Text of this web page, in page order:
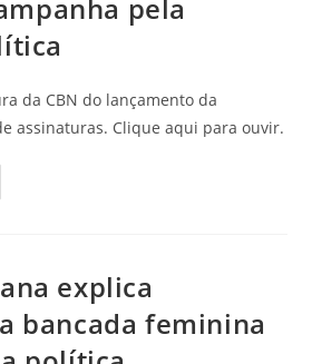
pela
da CBN do lançamento da
assinaturas. Clique aqui para ouvir.
explica
bancada feminina